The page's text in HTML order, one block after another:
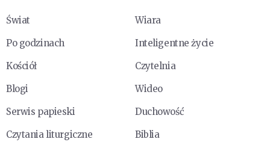
Świat
Wiara
Po godzinach
Inteligentne życie
Kościół
Czytelnia
Blogi
Wideo
Serwis papieski
Duchowość
Czytania liturgiczne
Biblia